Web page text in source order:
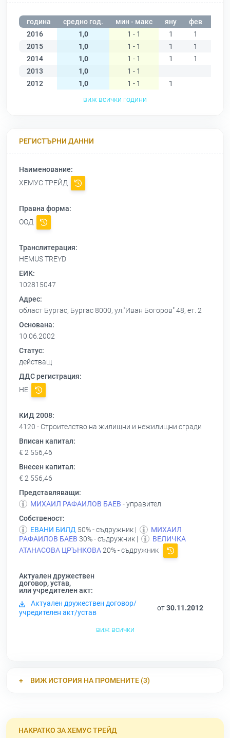
година средно год. мин - макс яну фев
2016
1,0 1 - 1 1 1
2015
1,0 1 - 1 1 1
2014
1,0 1 - 1 1 1
2013
1,0
1 - 1
2012
1,0 1 - 1
1
виж всички години
РЕГИСТЪРНИ ДАННИ
Наименование:
ХЕМУС ТРЕЙД
Правна форма:
ООД
Транслитерация:
HEMUS TREYD
ЕИК:
102815047
Адрес:
област Бургас, Бургас 8000, ул."Иван Богоров" 48, ет. 2
Основана:
10.06.2002
Статус:
действащ
ДДС регистрация:
НЕ
КИД 2008:
4120 - Строителство на жилищни и нежилищни сгради
Вписан капитал:
€ 2 556,46
Внесен капитал:
€ 2 556,46
Представляващи:
МИХАИЛ РАФАИЛОВ БАЕВ - управител
Собственост:
ЕВАНИ БИЛД 50% - съдружник |
МИХАИЛ
РАФАИЛОВ БАЕВ 30% - съдружник |
ВЕЛИЧКА
АТАНАСОВА ЦРЪНКОВА20% - съдружник
Актуален дружествен
договор, устав,
или учредителен акт:
Актуален дружествен договор/
учредителен акт/устав
от30.11.2012
виж всички
ВИЖ ИСТОРИЯ НА ПРОМЕНИТЕ (3)
НАКРАТКО ЗА ХЕМУС ТРЕЙД